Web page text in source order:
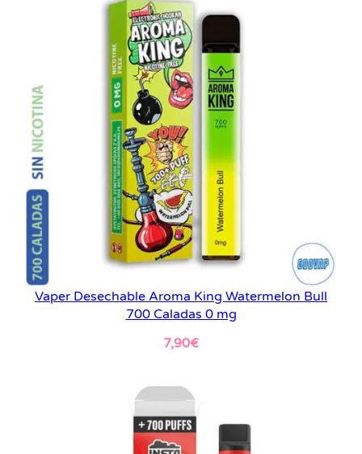
Vaper Desechable Aroma King Watermelon Bull
700 Caladas 0 mg
7,90€